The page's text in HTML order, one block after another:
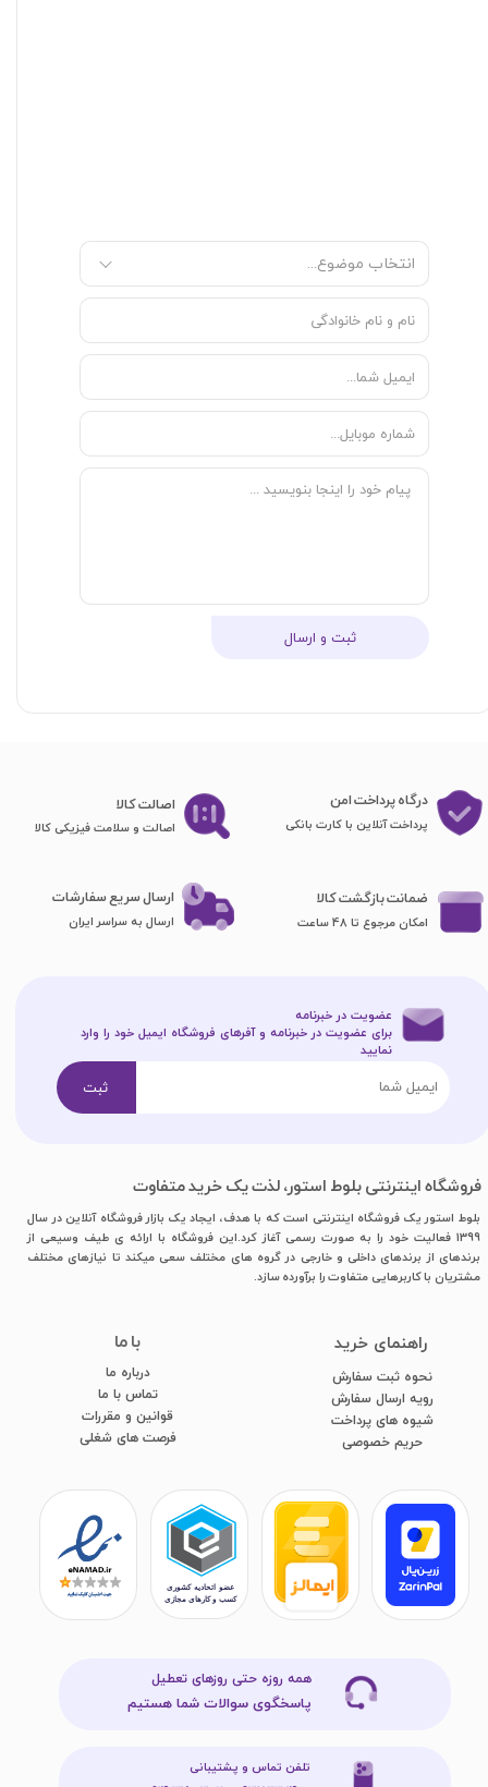
ثبت و ارسال
درگاه پرداخت امن
پرداخت آنلاین با کارت بانکی
فروشگاه اینترنتی بلوط استور، لذت یک خرید متفاوت
بلوط استور یک فروشگاه اینترنتی است که با هدف، ایجاد یک بازار فروشگاه آنلاین در سال
1399 فعالیت خود را به صورت رسمی آغاز کرد.این فروشگاه با ارائه ی طیف وسیعی از
برندهای از برندهای داخلی و خارجی در گروه های مختلف سعی میکند تا نیازهای مختلف
مشتریان با کاربرهایی متفاوت را برآورده سازد.
با ما
درباره ما
تماس با ما
قوانین و مقررات
فرصت های شغلی
​راهنمای خرید
نحوه ثبت سفارش
رویه ارسال سفارش
شیوه های پرداخت
​​​​​​​حریم خصوصی
اصا​​​​​​​لت کالا
اصالت و سلامت فیزیکی کالا
ضمانت بازگشت کالا
امکان مرجوع تا 48 ساعت
ارسال سریع سفارشات
ارسال به سراسر ایران
همه روزه حتی روزهای تعطیل
پاسخگوی سوالات شما هستیم
تلفن تماس و پشتیبانی
عضویت در خبرنامه
برای عضویت در خبرنامه و آفرهای فروشگاه ایمیل خود را وارد
نمایید​​​​​​​
ثبت